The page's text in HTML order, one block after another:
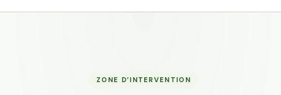
ZONE D’INTERVENTION